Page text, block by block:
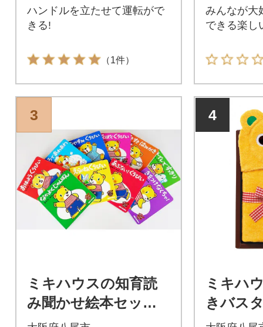
ハンドルを立たせて運転がで
きる!
（1件）
みんなが大
できる楽し
3
ミキハウスの知育読
み聞かせ絵本セット
(C125)
4
ミキハ
きバス
8)